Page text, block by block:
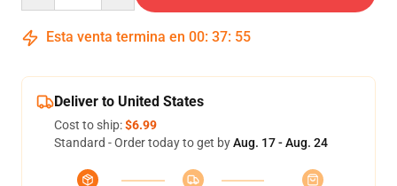
Esta venta termina en 00: 37: 54
Deliver to United States
Cost to ship:$6.99
Standard - Order today to get byAug. 17 - Aug. 24